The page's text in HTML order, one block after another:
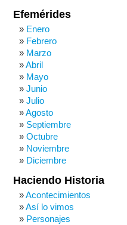
Efemérides
Enero
Febrero
Marzo
Abril
Mayo
Junio
Julio
Agosto
Septiembre
Octubre
Noviembre
Diciembre
Haciendo Historia
Acontecimientos
Así lo vimos
Personajes